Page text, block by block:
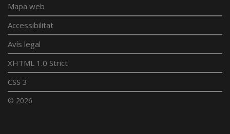
Mapa web
Accessibilitat
Avís legal
XHTML 1.0 Strict
CSS 3
© 2026